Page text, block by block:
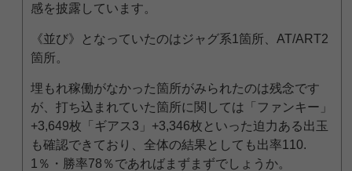
感を披露しています。
《並び》となっていたのはジャグ系1箇所、AT/ART2
箇所。
埋もれ稼働がなかった箇所がみられたのは残念です
が、打ち込まれていた箇所に関しては「ファンキー」
+3,649枚「ギアス3」+3,346枚といった迫力ある出玉
も確認できており、全体の結果としても出率110.
1％・勝率78％であればまずまずでしょうか。